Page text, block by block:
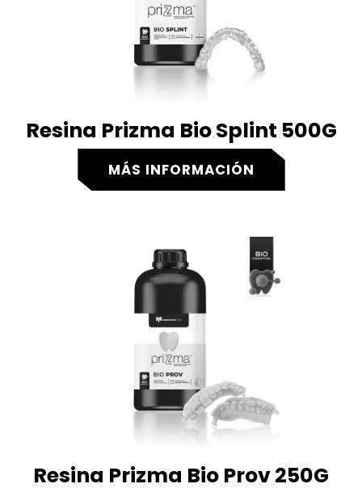
Resina Prizma Bio Splint 500G
MÁS INFORMACIÓN
Resina Prizma Bio Prov 250G